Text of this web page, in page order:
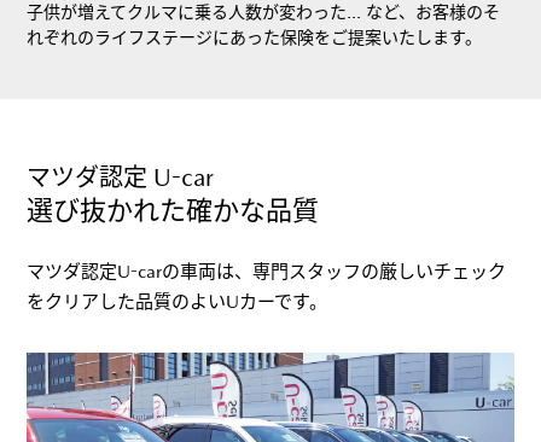
子供が増えてクルマに乗る人数が変わった... など、お客様のそ
れぞれのライフステージにあった保険をご提案いたします。
マツダ認定 U-car
選び抜かれた確かな品質
マツダ認定U-carの車両は、専門スタッフの厳しいチェック
をクリアした品質のよいUカーです。